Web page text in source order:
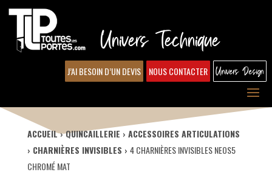
Univers Technique
J’AI BESOIN D’UN DEVIS NOUS CONTACTER Univers Design
ACCUEIL QUINCAILLERIE
ACCESSOIRES ARTICULATIONS
CHARNIÈRES INVISIBLES
4 CHARNIÈRES INVISIBLES NEOS5
CHROMÉ MAT